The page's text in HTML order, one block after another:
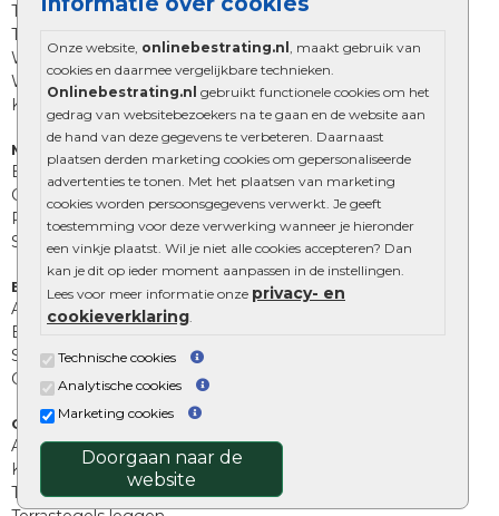
Onze website, onlinebestrating.nl , maakt gebruik van
cookies en daarmee vergelijkbare technieken.
Onlinebestrating.nl gebruikt functionele cookies om het
gedrag van websitebezoekers na te gaan en de website aan
de hand van deze gegevens te verbeteren. Daarnaast
plaatsen derden marketing cookies om gepersonaliseerde
advertenties te tonen. Met het plaatsen van marketing
cookies worden persoonsgegevens verwerkt. Je geeft
toestemming voor deze verwerking wanneer je hieronder
een vinkje plaatst. Wil je niet alle cookies accepteren? Dan
kan je dit op ieder moment aanpassen in de instellingen.
Lees voor meer informatie onze privacy- en
cookieverklaring
Technische cookies
Analytische cookies
Marketing cookies
Doorgaan naar de
website
Trommelstenen
Tuinstenen
Waalformaat
Wildverband bestrating
Kingstones
Muurelementen
Betonbielzen
Opsluitbanden
Palissades
Stapelblokken
Extra benodigdheden
Afwatering en diversen
Beplantings en betonelementen
Split, grind en zand
Oprit tegels
Overig
Aanbiedingen
Kunstgras
Tuintegels outlet